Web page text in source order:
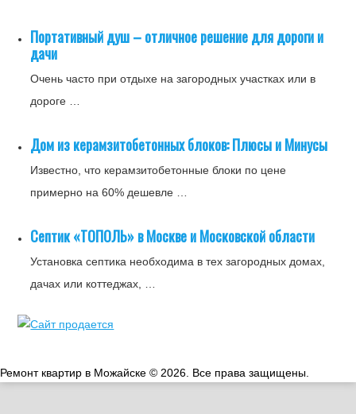
Портативный душ – отличное решение для дороги и
дачи
Очень часто при отдыхе на загородных участках или в
дороге …
Дом из керамзитобетонных блоков: Плюсы и Минусы
Известно, что керамзитобетонные блоки по цене
примерно на 60% дешевле …
Септик «ТОПОЛЬ» в Москве и Московской области
Установка септика необходима в тех загородных домах,
дачах или коттеджах, …
Ремонт квартир в Можайске © 2026. Все права защищены.